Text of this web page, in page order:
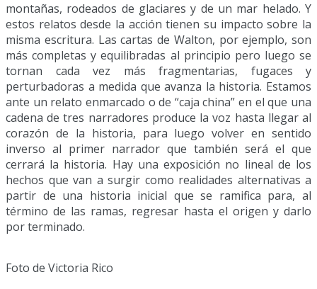
montañas, rodeados de glaciares y de un mar helado. Y
estos relatos desde la acción tienen su impacto sobre la
misma escritura. Las cartas de Walton, por ejemplo, son
más completas y equilibradas al principio pero luego se
tornan cada vez más fragmentarias, fugaces y
perturbadoras a medida que avanza la historia. Estamos
ante un relato enmarcado o de “caja china” en el que una
cadena de tres narradores produce la voz hasta llegar al
corazón de la historia, para luego volver en sentido
inverso al primer narrador que también será el que
cerrará la historia. Hay una exposición no lineal de los
hechos que van a surgir como realidades alternativas a
partir de una historia inicial que se ramifica para, al
término de las ramas, regresar hasta el origen y darlo
por terminado.
Foto de Victoria Rico